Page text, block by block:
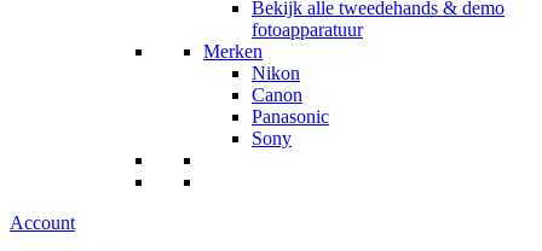
Bekijk alle tweedehands & demo
fotoapparatuur
Merken
Nikon
Canon
Panasonic
Sony
Account